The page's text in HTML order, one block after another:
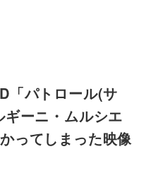
「パトロール(サ
ーニ・ムルシエ
ってしまった映像